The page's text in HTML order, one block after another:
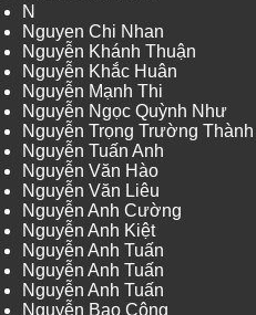
N
Nguyen Chi Nhan
Nguyễn Khánh Thuận
Nguyễn Khắc Huân
Nguyễn Mạnh Thi
Nguyễn Ngọc Quỳnh Như
Nguyễn Trọng Trường Thành
Nguyễn Tuấn Anh
Nguyễn Văn Hào
Nguyễn Văn Liêu
Nguyễn Anh Cường
Nguyễn Anh Kiệt
Nguyễn Anh Tuấn
Nguyễn Anh Tuấn
Nguyễn Anh Tuấn
Nguyễn Bao Công